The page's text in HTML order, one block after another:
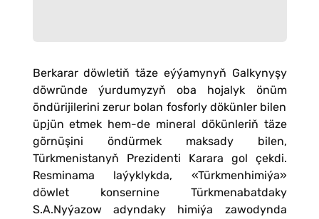
Berkarar döwletiň täze eýýamynyň Galkynyşy
döwründe ýurdumyzyň oba hojalyk önüm
öndürijilerini zerur bolan fosforly dökünler bilen
üpjün etmek hem-de mineral dökünleriň täze
görnüşini öndürmek maksady bilen,
Türkmenistanyň Prezidenti Karara gol çekdi.
Resminama laýyklykda, «Türkmenhimiýa»
döwlet konsernine Türkmenabatdaky
S.A.Nyýazow adyndaky himiýa zawodynda